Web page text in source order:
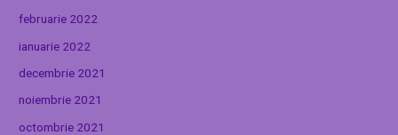
februarie 2022
ianuarie 2022
decembrie 2021
noiembrie 2021
octombrie 2021